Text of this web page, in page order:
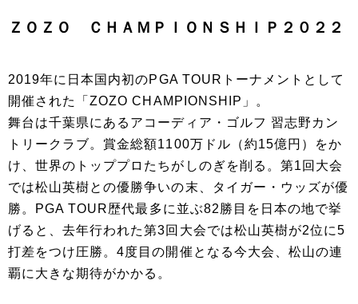
ＺＯＺＯ ＣＨＡＭＰＩＯＮＳＨＩＰ２０２２
2019年に日本国内初のPGA TOURトーナメントとして
開催された「ZOZO CHAMPIONSHIP」。
舞台は千葉県にあるアコーディア・ゴルフ 習志野カン
トリークラブ。賞金総額1100万ドル（約15億円）をか
け、世界のトッププロたちがしのぎを削る。第1回大会
では松山英樹との優勝争いの末、タイガー・ウッズが優
勝。PGA TOUR歴代最多に並ぶ82勝目を日本の地で挙
げると、去年行われた第3回大会では松山英樹が2位に5
打差をつけ圧勝。4度目の開催となる今大会、松山の連
覇に大きな期待がかかる。